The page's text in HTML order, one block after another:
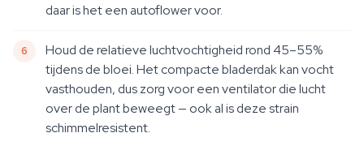
daar is het een autoflower voor.
Houd de relatieve luchtvochtigheid rond 45–55%
tijdens de bloei. Het compacte bladerdak kan vocht
vasthouden, dus zorg voor een ventilator die lucht
over de plant beweegt — ook al is deze strain
schimmelresistent.